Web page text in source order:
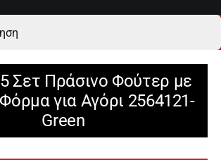
Σετ Πράσινο Φούτερ με
για Αγόρι 2564121-
Green